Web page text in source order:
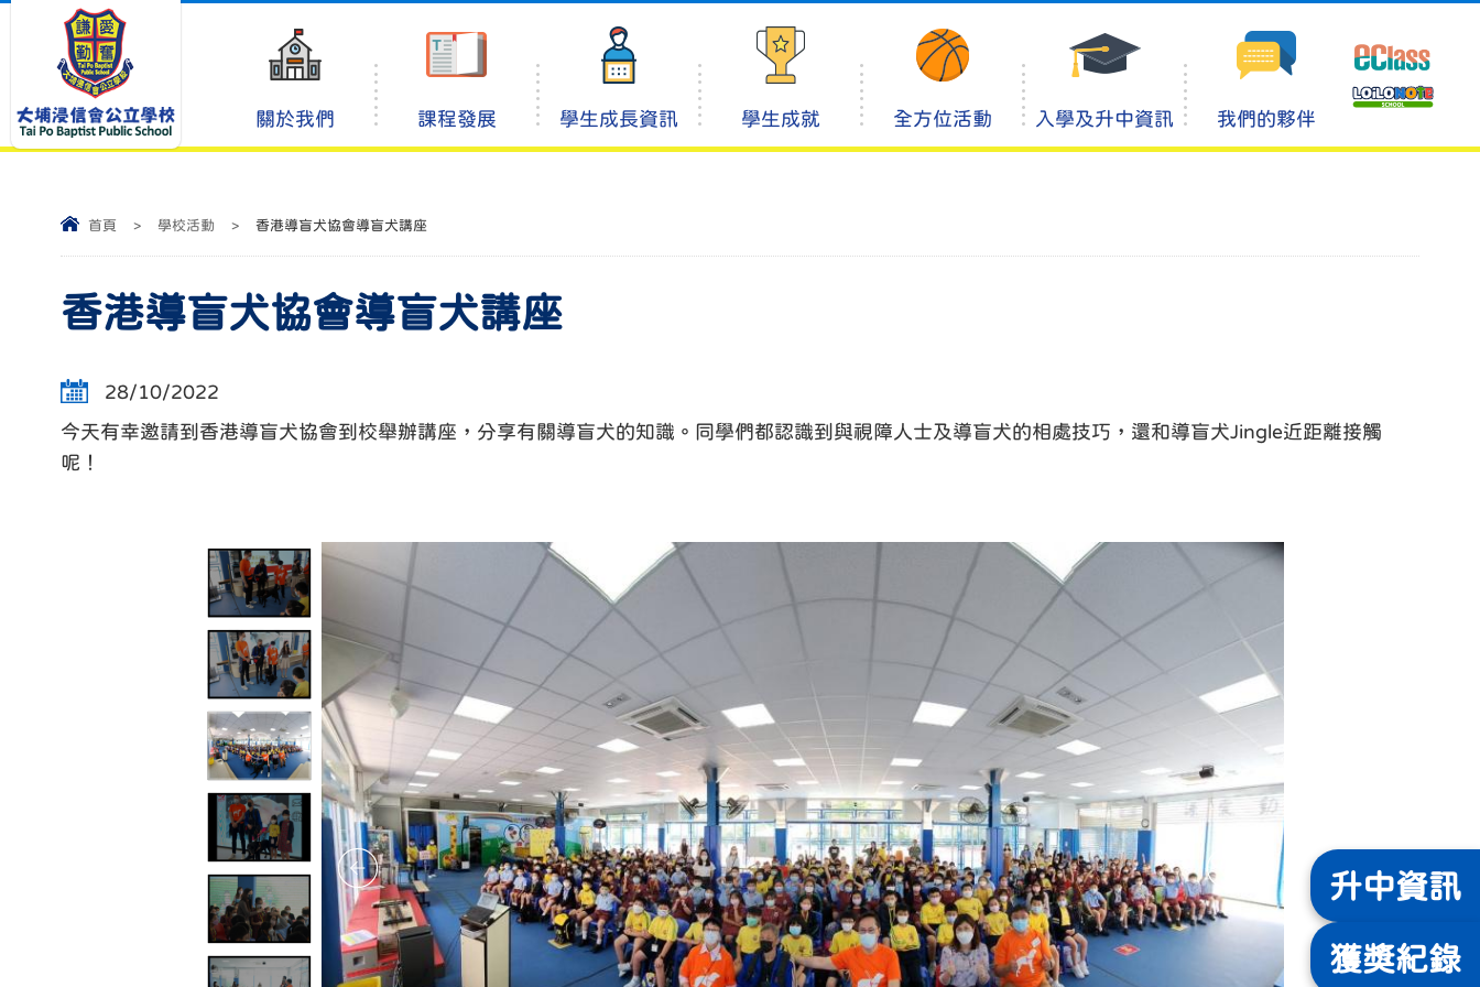
關於我們 課程發展 學生成長資訊 學生成就 全方位活動 入學及升中資訊 我們的夥伴
首頁 > 學校活動 > 香港導盲犬協會導盲犬講座
香港導盲犬協會導盲犬講座
28/10/2022
今天有幸邀請到香港導盲犬協會到校舉辦講座，分享有關導盲犬的知識。同學們都認識到與視障人士及導盲犬的相處技巧，還和導盲犬Jingle近距離接觸
呢！
升中資訊
獲獎紀錄